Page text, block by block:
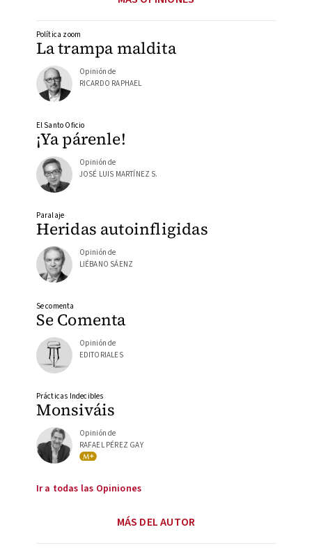
La trampa maldita
Política zoom
Opinión de
RICARDO RAPHAEL
¡Ya párenle!
El Santo Oficio
Opinión de
JOSÉ LUIS MARTÍNEZ S.
Heridas autoinfligidas
Paralaje
Opinión de
LIÉBANO SÁENZ
Se Comenta
Se comenta
Opinión de
EDITORIALES
Monsiváis
Prácticas Indecibles
Opinión de
RAFAEL PÉREZ GAY
Ir a todas las Opiniones
MÁS DEL AUTOR